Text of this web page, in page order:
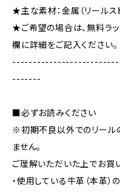
★主な素材：金属（リールス
★ご希望の場合は、無料ラ
欄に詳細をご記入ください。
-------
■必ずお読みください
※初期不良以外でのリール
ません。
ご理解いただいた上でお買
・使用している牛革（本革）